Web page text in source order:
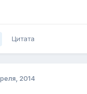
Цитата
2014